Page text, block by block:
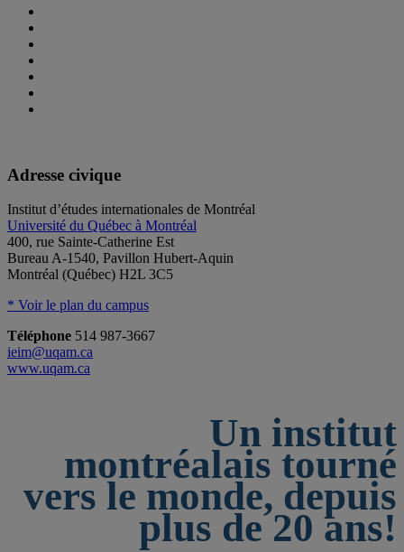
Adresse civique
Institut d’études internationales de Montréal
Université du Québec à Montréal
400, rue Sainte-Catherine Est
Bureau A-1540, Pavillon Hubert-Aquin
Montréal (Québec) H2L 3C5
* Voir le plan du campus
Téléphone 514 987-3667
ieim@uqam.ca
www.uqam.ca
Un institut
montréalais tourné
vers le monde, depuis
plus de 20 ans!